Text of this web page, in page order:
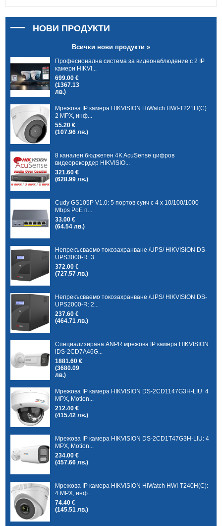
НОВИ ПРОДУКТИ
Всички нови продукти »
Професионална система за видеонаблюдение с 2 IP
камери HIKVI...
699.00 €
(1367.13
лв.)
Мрежова IP камера HIKVISION HiWatch HWI-T221H(C):
2 MPX, инф...
55.20 €
(107.96 лв.)
8 канален бюджетен 4K AcuSense цифров
видеорекордер HIKVISIO...
321.60 €
(628.99 лв.)
Cudy GS105P V1.0: 5 портов суич с 4 x 10/100/1000
Mbps PoE п...
33.00 €
(64.54 лв.)
Непрекъсваемо токозахранване /UPS/ HIKVISION DS-
UPS3000-R: 3...
372.00 €
(727.57 лв.)
Непрекъсваемо токозахранване /UPS/ HIKVISION DS-
UPS2000-R: 2...
237.60 €
(464.71 лв.)
Специализирана ANPR мрежова IP камера HIKVISION
iDS-2CD7A46G...
1881.60 €
(3680.09
лв.)
Мрежова IP камера HIKVISION DS-2CD1147G3H-LIU: 4
MPX, Motion...
212.40 €
(415.42 лв.)
Мрежова IP камера HIKVISION DS-2CD1T47G3H-LIU: 4
MPX, Motion...
234.00 €
(457.66 лв.)
Мрежова IP камера HIKVISION HiWatch HWI-T240H(C):
4 MPX, инф...
74.40 €
(145.51 лв.)